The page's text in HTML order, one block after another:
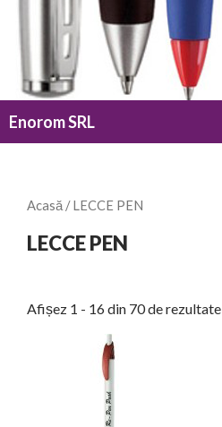
Enorom SRL
Acasă / LECCE PEN
LECCE PEN
Afișez 1 - 16 din 70 de rezultate